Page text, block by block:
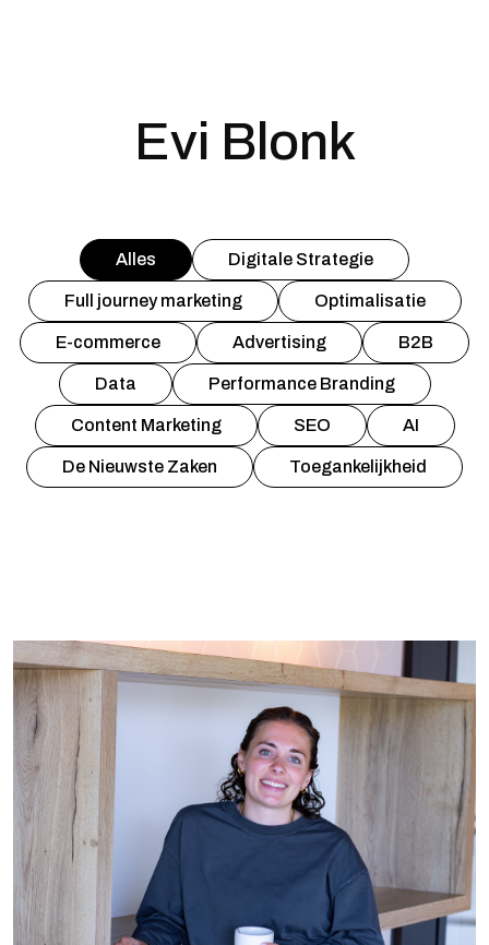
Evi Blonk
Alles Digitale Strategie
Full journey marketing Optimalisatie
E-commerce Advertising B2B
Data Performance Branding
Content Marketing SEO AI
De Nieuwste Zaken Toegankelijkheid